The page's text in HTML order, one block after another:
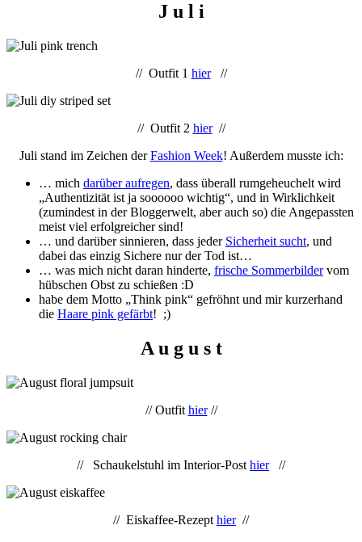
J u l i
// Outfit 1 hier//
// Outfit 2 hier//
Juli stand im Zeichen derFashion Week! Außerdem musste ich:
… mich darüber aufregen, dass überall rumgeheuchelt wird
„Authentizität ist ja soooooo wichtig“, und in Wirklichkeit
(zumindest in der Bloggerwelt, aber auch so) die Angepassten
meist viel erfolgreicher sind!
… und darüber sinnieren, dass jeder Sicherheit sucht, und
dabei das einzig Sichere nur der Tod ist…
… was mich nicht daran hinderte, frische Sommerbildervom
hübschen Obst zu schießen :D
habe dem Motto „Think pink“ gefröhnt und mir kurzerhand
die Haare pink gefärbt! ;)
A u g u s t
// Outfit hier//
// Schaukelstuhl im Interior-Post hier//
// Eiskaffee-Rezept hier//